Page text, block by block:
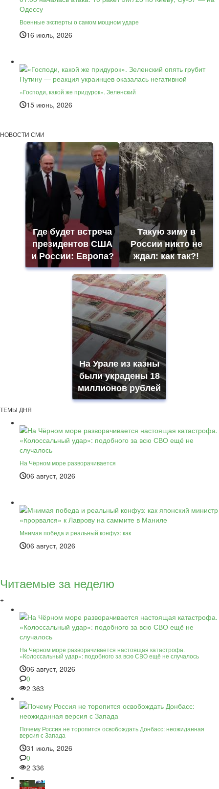
Военные эксперты о самом мощном ударе
16 июль, 2026
«Господи, какой же придурок». Зеленский
15 июнь, 2026
НОВОСТИ СМИ
Где будет встреча
президентов США
и России: Европа?
Такую зиму в
России никто не
ждал: как так?!
На Урале из казны
были украдены 18
миллионов рублей
ТЕМЫ ДНЯ
На Чёрном море разворачивается
06 август, 2026
Мнимая победа и реальный конфуз: как
06 август, 2026
Читаемые за неделю
+
На Чёрном море разворачивается настоящая катастрофа.
«Колоссальный удар»: подобного за всю СВО ещё не случалось
06 август, 2026
0
2 363
Почему Россия не торопится освобождать Донбасс: неожиданная
версия с Запада
31 июль, 2026
0
2 336